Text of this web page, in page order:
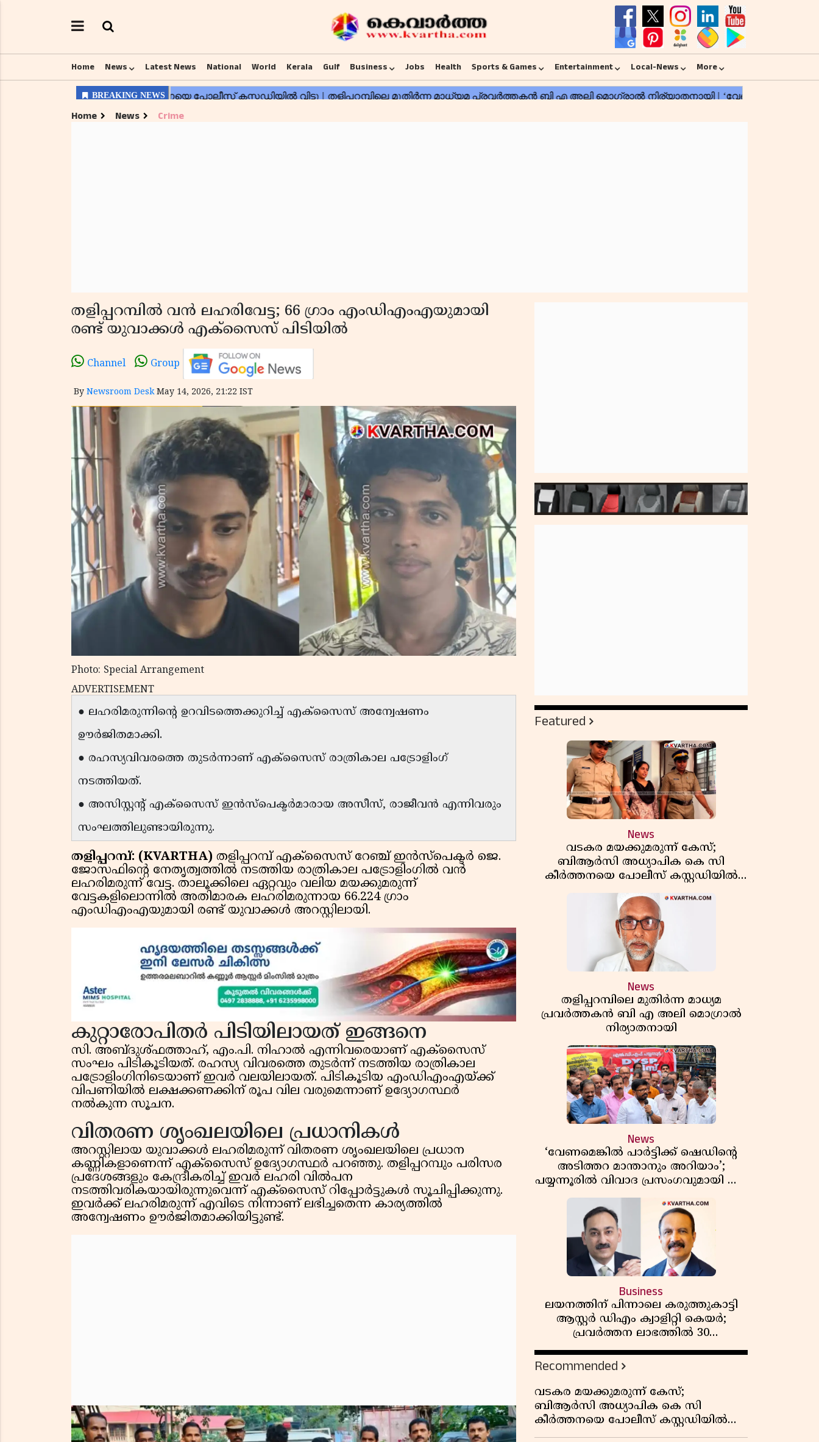
Home News Latest News National World Kerala Gulf Business Jobs Health Sports & Games Entertainment Local-News More
Home News Crime
തളിപ്പറമ്പിൽ വൻ ലഹരിവേട്ട; 66 ഗ്രാം എംഡിഎംഎയുമായി
രണ്ട് യുവാക്കൾ എക്‌സൈസ് പിടിയിൽ
Channel Group
By Newsroom Desk May 14, 2026, 21:22 IST
Photo: Special Arrangement
ADVERTISEMENT
● ലഹരിമരുന്നിന്റെ ഉറവിടത്തെക്കുറിച്ച് എക്‌സൈസ് അന്വേഷണം
ഊർജിതമാക്കി.
● രഹസ്യവിവരത്തെ തുടർന്നാണ് എക്‌സൈസ് രാത്രികാല പട്രോളിംഗ്
നടത്തിയത്.
● അസിസ്റ്റന്റ് എക്‌സൈസ് ഇൻസ്‌പെക്ടർമാരായ അസീസ്, രാജീവൻ എന്നിവരും
സംഘത്തിലുണ്ടായിരുന്നു.
തളിപ്പറമ്പ്: (KVARTHA) തളിപ്പറമ്പ് എക്‌സൈസ് റേഞ്ച് ഇൻസ്‌പെക്ടർ ജെ.
ജോസഫിൻ്റെ നേതൃത്വത്തിൽ നടത്തിയ രാത്രികാല പട്രോളിംഗിൽ വൻ
ലഹരിമരുന്ന് വേട്ട. താലൂക്കിലെ ഏറ്റവും വലിയ മയക്കുമരുന്ന്
വേട്ടകളിലൊന്നിൽ അതിമാരക ലഹരിമരുന്നായ 66.224 ഗ്രാം
എംഡിഎംഎയുമായി രണ്ട് യുവാക്കൾ അറസ്റ്റിലായി.
കുറ്റാരോപിതർ പിടിയിലായത് ഇങ്ങനെ
സി. അബ്ദുശ്ഫത്താഹ്, എം.പി. നിഹാൽ എന്നിവരെയാണ് എക്‌സൈസ്
സംഘം പിടികൂടിയത്. രഹസ്യ വിവരത്തെ തുടർന്ന് നടത്തിയ രാത്രികാല
പട്രോളിംഗിനിടെയാണ് ഇവർ വലയിലായത്. പിടികൂടിയ എംഡിഎംഎയ്ക്ക്
വിപണിയിൽ ലക്ഷക്കണക്കിന് രൂപ വില വരുമെന്നാണ് ഉദ്യോഗസ്ഥർ
നൽകുന്ന സൂചന.
വിതരണ ശൃംഖലയിലെ പ്രധാനികൾ
അറസ്റ്റിലായ യുവാക്കൾ ലഹരിമരുന്ന് വിതരണ ശൃംഖലയിലെ പ്രധാന
കണ്ണികളാണെന്ന് എക്‌സൈസ് ഉദ്യോഗസ്ഥർ പറഞ്ഞു. തളിപ്പറമ്പും പരിസര
പ്രദേശങ്ങളും കേന്ദ്രീകരിച്ച് ഇവർ ലഹരി വിൽപന
നടത്തിവരികയായിരുന്നുവെന്ന് എക്‌സൈസ് റിപ്പോർട്ടുകൾ സൂചിപ്പിക്കുന്നു.
ഇവർക്ക് ലഹരിമരുന്ന് എവിടെ നിന്നാണ് ലഭിച്ചതെന്ന കാര്യത്തിൽ
അന്വേഷണം ഊർജിതമാക്കിയിട്ടുണ്ട്.
Featured
News
വടകര മയക്കുമരുന്ന് കേസ്;
ബിആർസി അധ്യാപിക കെ സി
കീർത്തനയെ പോലീസ് കസ്റ്റഡിയിൽ
News
തളിപ്പറമ്പിലെ മുതിർന്ന മാധ്യമ
പ്രവർത്തകൻ ബി എ അലി മൊഗ്രാൽ
നിര്യാതനായി
News
‘വേണമെങ്കിൽ പാർട്ടിക്ക് ഷെഡിൻ്റെ
അടിത്തറ മാന്താനും അറിയാം’;
പയ്യന്നൂരിൽ വിവാദ പ്രസംഗവുമായി കെ
കെ രാഗേഷ്
Business
ലയനത്തിന് പിന്നാലെ കരുത്തുകാട്ടി
ആസ്റ്റർ ഡിഎം ക്വാളിറ്റി കെയർ;
പ്രവർത്തന ലാഭത്തിൽ 30
ശതമാനത്തിൻ്റെ വളർച്ച,
വരുമാനത്തിലും ലാഭത്തിലും വൻ
കുതിപ്പ് രേഖപ്പെടുത്തി ആദ്യ പാദ
റിപ്പോർട്ട് പുറത്ത്
Recommended
വടകര മയക്കുമരുന്ന് കേസ്;
ബിആർസി അധ്യാപിക കെ സി
കീർത്തനയെ പോലീസ് കസ്റ്റഡിയിൽ
വിട്ടു